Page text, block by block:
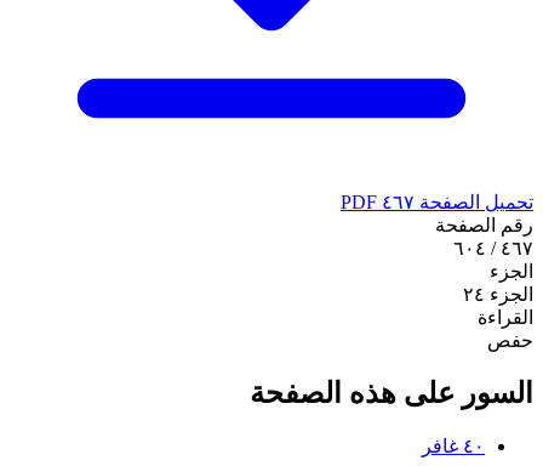
تحميل الصفحة ٤٦٧ PDF
رقم الصفحة
٤٦٧ / ٦٠٤
الجزء
الجزء ٢٤
القراءة
حفص
السور على هذه الصفحة
٤٠ غافر